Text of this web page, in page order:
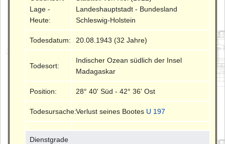
Lage -
Heute:
Landeshauptstadt - Bundesland
Schleswig-Holstein
Todesdatum: 20.08.1943 (32 Jahre)
Todesort:
Indischer Ozean südlich der Insel
Madagaskar
Position: 28° 40' Süd - 42° 36' Ost
Todesursache:Verlust seines Bootes U 197
Dienstgrade